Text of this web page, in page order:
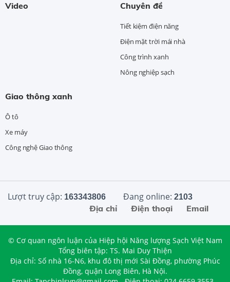
Video Chuyên đề
Tiết kiệm điện năng
Điện mặt trời mái nhà
Công trình xanh
Nông nghiệp sạch
Giao thông xanh
Ô tô
Xe máy
Công nghệ Giao thông
Lượt truy cập: 163343806 Đang online: 2103
Email
Điện thoại
Địa chỉ
© Cơ quan ngôn luận của Hiệp hội Năng lượng Sạch Việt Nam
Tổng biên tập: TS. Mai Duy Thiện
Địa chỉ: Số nhà 16-N6, khu đô thị mới Sài Đồng, phường Phúc
Đồng, quận Long Biên, Hà Nội.